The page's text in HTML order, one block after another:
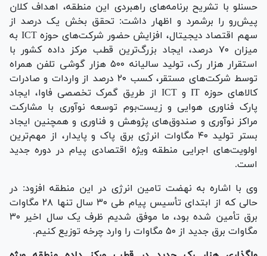
حسنلو با تشریح برنامه‌های راهبردی این منطقه، اهداف کلان
پیش‌رو را برشمرد و اظهار داشت: تحقق بخش یک درصد از
سهم اقتصاد دیجیتال، افزایش حضور شرکت‌های حوزه ICT به
میزان ۷۰ درصد، ایجاد بزرگ‌ترین قطب مرکز داده کشور با
استقرار هزار رک، تولید سالیانه ۵۰۰ هزار گوشی تلفن همراه
توسط شرکت‌های مستقر، کسب ۲۰ درصد از واردات و صادرات
کالا‌های حوزه IT و ICT از طریق گمرک تخصصی فاوا، ایجاد
پارک فناوری هوایی و زیست‌بوم توسعه نوآوری با مشارکت
مراکز نوآوری و صندوق‌های پژوهش و فناوری و همچنین ایجاد
بستر تولید ۴۰ مگاوات انرژی برق پاک و پایدار، از مهم‌ترین
اولویت‌های اجرایی منطقه ویژه اقتصادی پیام در دوره جدید
است.
وی با اشاره به نهضت تامین انرژی در این منطقه افزود: در
حالی که از ابتدای تأسیس پیام طی ۳۰ سال تنها ۲۸ مگاوات
برق تأمین شده بود، ما موفق شدیم ظرف یک سال اخیر ۳۰
مگاوات برق جدید از ۵۰ مگاوات را وارد چرخه توزیع کنیم.